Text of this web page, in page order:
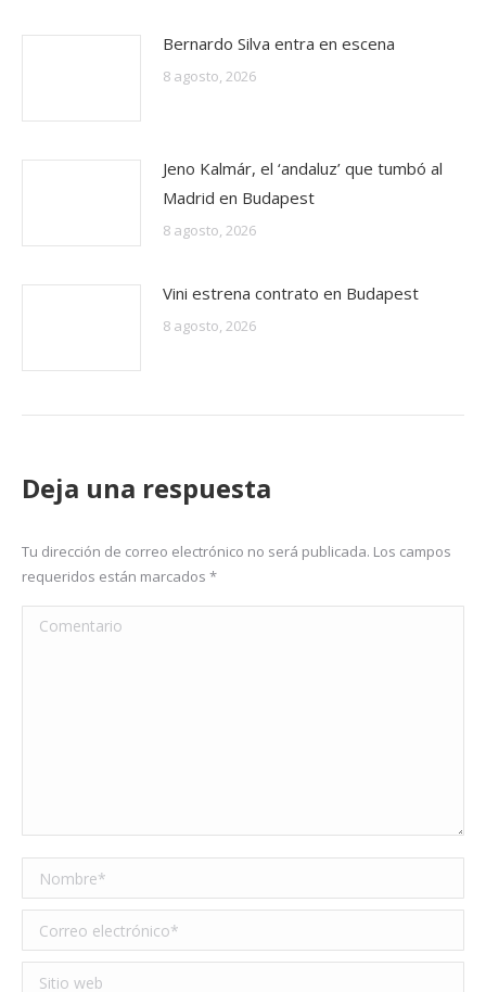
Bernardo Silva entra en escena
8 agosto, 2026
Jeno Kalmár, el ‘andaluz’ que tumbó al
Madrid en Budapest
8 agosto, 2026
Vini estrena contrato en Budapest
8 agosto, 2026
Deja una respuesta
Tu dirección de correo electrónico no será publicada. Los campos
requeridos están marcados *
Comentario
Nombre *
Correo electrónico *
Sitio web